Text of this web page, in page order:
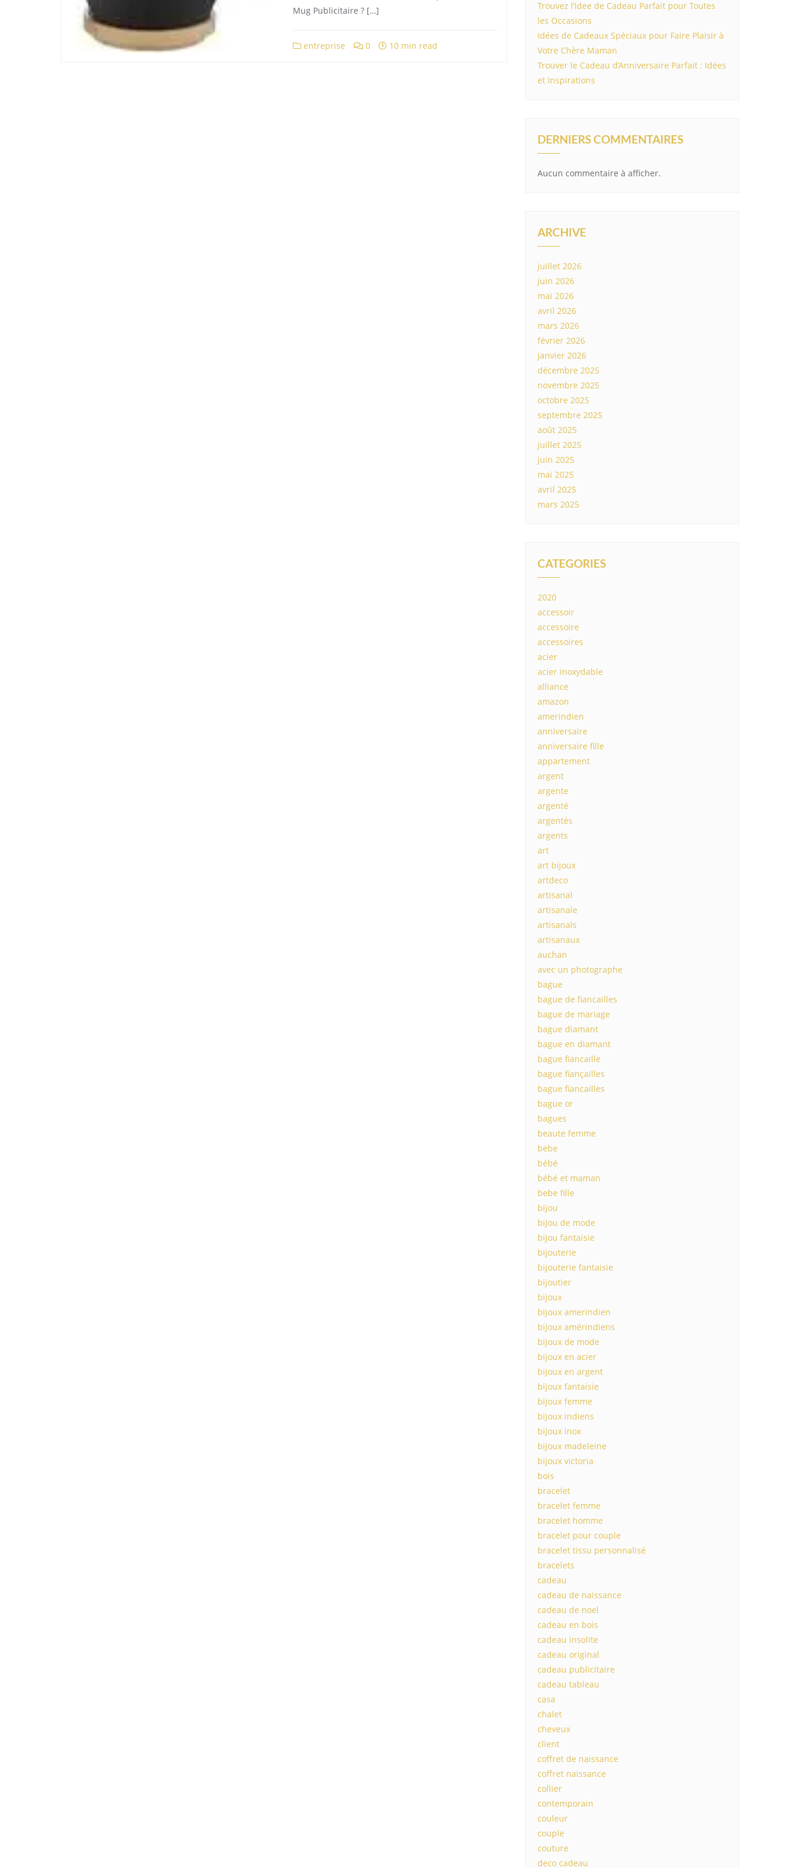
Mug Publicitaire ? […]
entreprise 0 10 min read
Trouvez l’Idee de Cadeau Parfait pour Toutes
les Occasions
Idées de Cadeaux Spéciaux pour Faire Plaisir à
Votre Chère Maman
Trouver le Cadeau d’Anniversaire Parfait : Idées
et Inspirations
DERNIERS COMMENTAIRES
Aucun commentaire à afficher.
ARCHIVE
juillet 2026
juin 2026
mai 2026
avril 2026
mars 2026
février 2026
janvier 2026
décembre 2025
novembre 2025
octobre 2025
septembre 2025
août 2025
juillet 2025
juin 2025
mai 2025
avril 2025
mars 2025
CATEGORIES
2020
accessoir
accessoire
accessoires
acier
acier inoxydable
alliance
amazon
amerindien
anniversaire
anniversaire fille
appartement
argent
argente
argenté
argentés
argents
art
art bijoux
artdeco
artisanal
artisanale
artisanals
artisanaux
auchan
avec un photographe
bague
bague de fiancailles
bague de mariage
bague diamant
bague en diamant
bague fiancaille
bague fiançailles
bague fiancailles
bague or
bagues
beaute femme
bebe
bébé
bébé et maman
bebe fille
bijou
bijou de mode
bijou fantaisie
bijouterie
bijouterie fantaisie
bijoutier
bijoux
bijoux amerindien
bijoux amérindiens
bijoux de mode
bijoux en acier
bijoux en argent
bijoux fantaisie
bijoux femme
bijoux indiens
bijoux inox
bijoux madeleine
bijoux victoria
bois
bracelet
bracelet femme
bracelet homme
bracelet pour couple
bracelet tissu personnalisé
bracelets
cadeau
cadeau de naissance
cadeau de noel
cadeau en bois
cadeau insolite
cadeau original
cadeau publicitaire
cadeau tableau
casa
chalet
cheveux
client
coffret de naissance
coffret naissance
collier
contemporain
couleur
couple
couture
deco cadeau